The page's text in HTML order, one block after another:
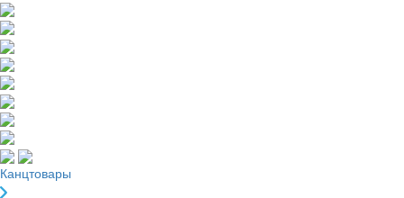
Канцтовары